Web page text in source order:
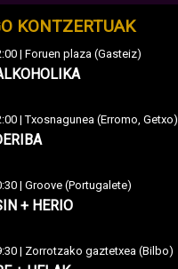
KONTZERTUAK
| Foruen plaza (Gasteiz)
| Txosnagunea (Erromo, Getxo)
| Groove (Portugalete)
+ HERIO
| Zorrotzako gaztetxea (Bilbo)